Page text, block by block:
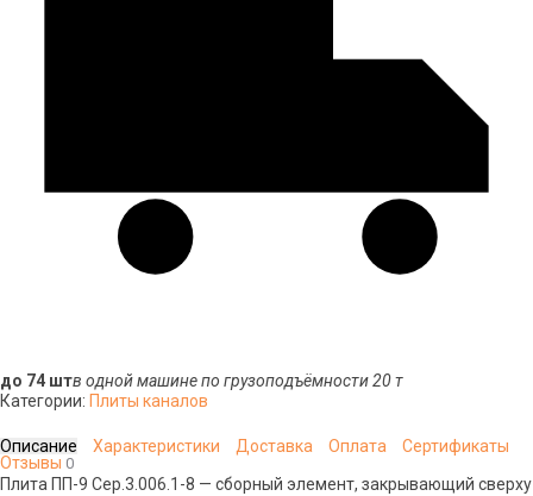
до 74 штв одной машине по грузоподъёмности 20 т
Категории: Плиты каналов
Описание Характеристики Доставка Оплата
Сертификаты
Отзывы 0
Плита ПП-9 Сер.3.006.1-8 — сборный элемент, закрывающий сверху